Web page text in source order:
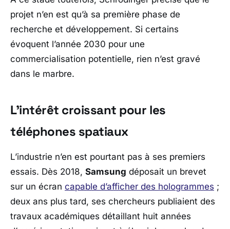
projet n’en est qu’à sa première phase de
recherche et développement. Si certains
évoquent l’année 2030 pour une
commercialisation potentielle, rien n’est gravé
dans le marbre.
L’intérêt croissant pour les
téléphones spatiaux
L’industrie n’en est pourtant pas à ses premiers
essais. Dès 2018, Samsung déposait un brevet
sur un écran capable d’afficher des hologrammes ;
deux ans plus tard, ses chercheurs publiaient des
travaux académiques détaillant huit années